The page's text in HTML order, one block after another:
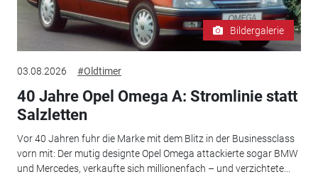
Bildergalerie
03.08.2026 #Oldtimer
40 Jahre Opel Omega A: Stromlinie statt
Salzletten
Vor 40 Jahren fuhr die Marke mit dem Blitz in der Businessclass
vorn mit: Der mutig designte Opel Omega attackierte sogar BMW
und Mercedes, verkaufte sich millionenfach – und verzichtete...